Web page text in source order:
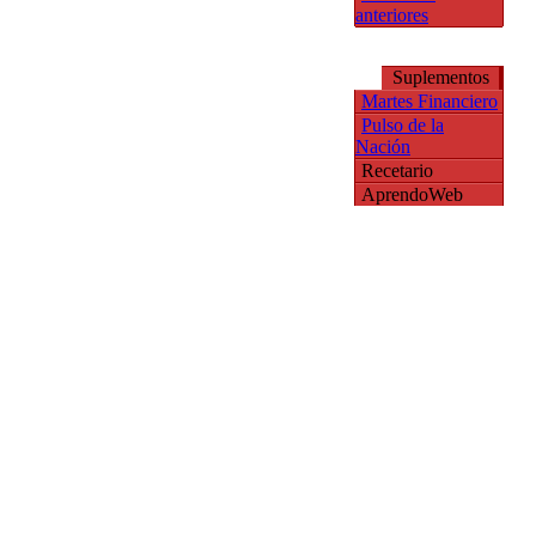
anteriores
Suplementos
Martes Financiero
Pulso de la
Nación
Recetario
AprendoWeb